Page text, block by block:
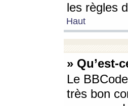
les règles
Haut
» Qu’est-
Le
très bon